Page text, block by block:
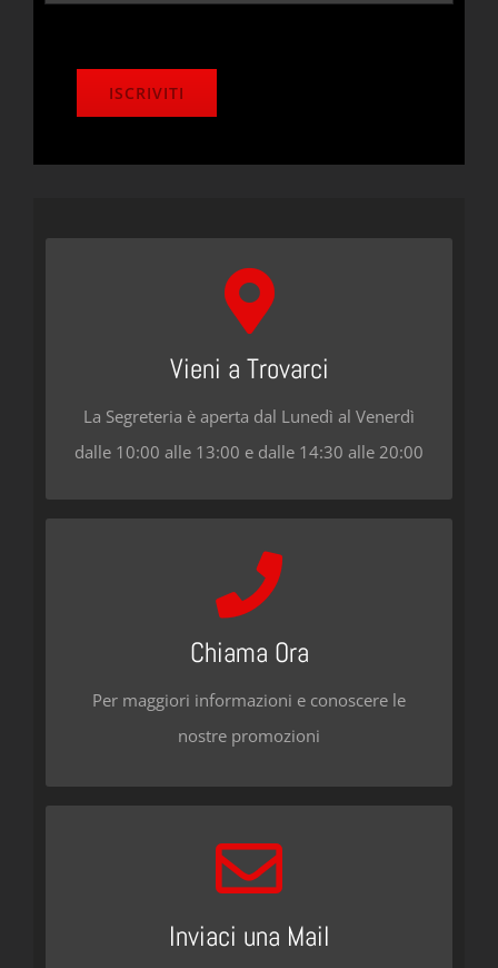
Vieni a Trovarci
La Segreteria è aperta dal Lunedì al Venerdì
dalle 10:00 alle 13:00 e dalle 14:30 alle 20:00
Florence Dance Center
Borgo Stella 23r, 50124, Firenze
CONTATTACI
Chiama Ora
Per maggiori informazioni e conoscere le
nostre promozioni
Contattaci
Chiama i seguenti numeri:
055 289276 / 392 9124363
CHIAMACI ORA
Inviaci una Mail
Ti Aspettiamo
Email: info@florencedance.org